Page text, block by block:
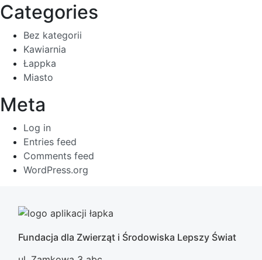
Categories
Bez kategorii
Kawiarnia
Łappka
Miasto
Meta
Log in
Entries feed
Comments feed
WordPress.org
Fundacja dla Zwierząt i Środowiska Lepszy Świat